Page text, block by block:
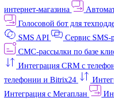
интернет‑магазина
Голосовой бот для
SMS API
Сервис SMS-
СМС-рассылки по базе
Интеграция CRM с
телефонии и Bitrix24
Интеграция с Мегаплан